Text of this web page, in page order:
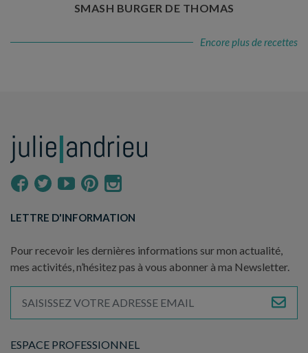
SMASH BURGER DE THOMAS
Encore plus de recettes
ESPACE PROFESSIONNEL
LETTRE D'INFORMATION
Pour recevoir les dernières informations sur mon actualité,
mes activités, n’hésitez pas à vous abonner à ma Newsletter.